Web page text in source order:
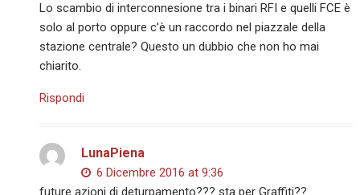
Lo scambio di interconnesione tra i binari RFI e quelli FCE è
solo al porto oppure c’è un raccordo nel piazzale della
stazione centrale? Questo un dubbio che non ho mai
chiarito.
Rispondi
LunaPiena
6 Dicembre 2016 at 9:36
future azioni di deturpamento??? sta per Graffiti??